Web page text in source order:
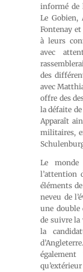
informé de
Le Gobien,
Fontenay
à leurs
avec
des
avec
offre des
la défaite de
Apparaît
militaires,
Le
l’attention
éléments
neveu de
une double
de suivre
la